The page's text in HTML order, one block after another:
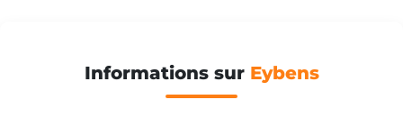
Informations sur Eybens